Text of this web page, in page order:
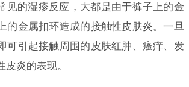
见的湿疹反应，大都是由于裤子上的金
的金属扣环造成的接触性皮肤炎。一旦
可引起接触周围的皮肤红肿、瘙痒、发
炎的表现。